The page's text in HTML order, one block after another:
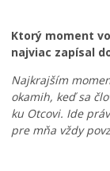
Ktorý moment
najviac zapísal
Najkrajším
okamih, keď sa
ku Otcovi. Ide
pre mňa vždy
K
e
m
a
r
k
e
ž
a
r
k
u
t
o
N
a
j
s